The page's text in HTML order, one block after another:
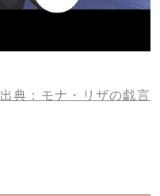
出典：モナ・リザの戯言